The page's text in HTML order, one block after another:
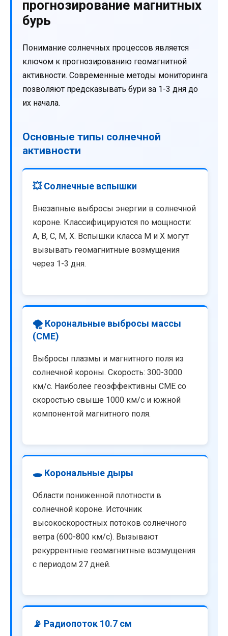
прогнозирование магнитных
бурь
Понимание солнечных процессов является
ключом к прогнозированию геомагнитной
активности. Современные методы мониторинга
позволяют предсказывать бури за 1-3 дня до
их начала.
Основные типы солнечной
активности
💥 Солнечные вспышки
Внезапные выбросы энергии в солнечной
короне. Классифицируются по мощности:
A, B, C, M, X. Вспышки класса M и X могут
вызывать геомагнитные возмущения
через 1-3 дня.
🌪️ Корональные выбросы массы
(CME)
Выбросы плазмы и магнитного поля из
солнечной короны. Скорость: 300-3000
км/с. Наиболее геоэффективны CME со
скоростью свыше 1000 км/с и южной
компонентой магнитного поля.
🕳️ Корональные дыры
Области пониженной плотности в
солнечной короне. Источник
высокоскоростных потоков солнечного
ветра (600-800 км/с). Вызывают
рекуррентные геомагнитные возмущения
с периодом 27 дней.
📡 Радиопоток 10.7 см